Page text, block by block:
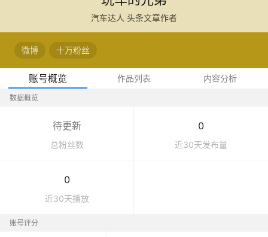
汽车达人 头条文章作者
微博 十万粉丝
账号概览 作品列表 内容分析
数据概览
待更新
总粉丝数
0
近30天发布量
0
近30天播放
账号评分